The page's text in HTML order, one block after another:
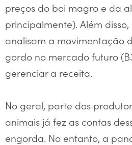
preços do boi magro e da
principalmente). Além
analisam a movimentação
gordo no mercado futuro
gerenciar a receita.
No geral, parte dos
animais já fez as contas
engorda. No entanto, a